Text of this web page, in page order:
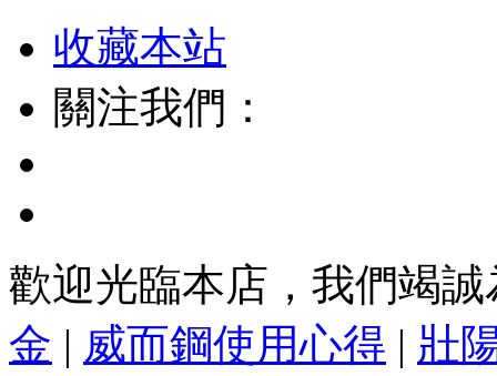
收藏本站
關注我們：
歡迎光臨本店，我們竭
金 | 威而鋼使用心得 | 壯